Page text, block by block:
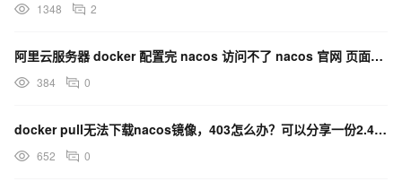
1348 2
阿里云服务器 docker 配置完 nacos 访问不了 nacos 官网 页面，页面直接是拒绝连接
384 0
docker pull无法下载nacos镜像，403怎么办？可以分享一份2.4.1的版本镜像么？
652 0